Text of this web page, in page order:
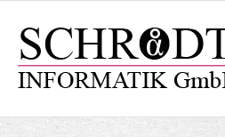
content